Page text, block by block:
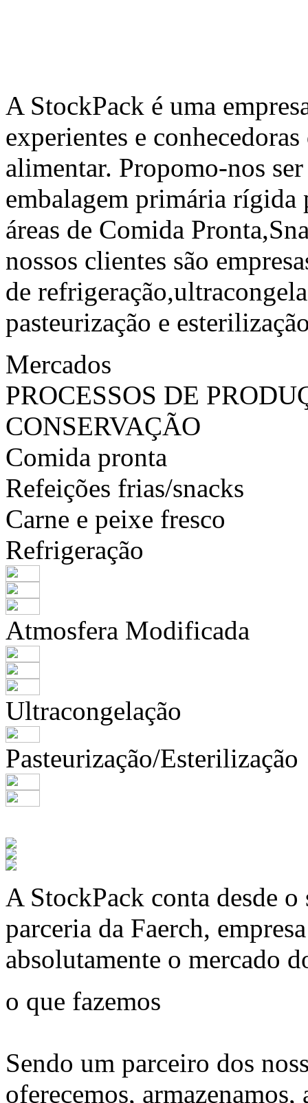
A StockPack é uma
experientes e
alimentar. Propomo-nos
embalagem primária rígida
áreas de Comida
nossos clientes são
de
pasteurização e
Mercados
PROCESSOS DE
CONSERVAÇÃO
Comida pronta
Refeições frias/snacks
Carne e peixe fresco
Refrigeração
Atmosfera Modificada
Ultracongelação
Pasteurização/Esterilização
A StockPack conta desde
parceria da Faerch,
absolutamente o mercado
o que fazemos
Sendo um parceiro dos
oferecemos, armazenamos,